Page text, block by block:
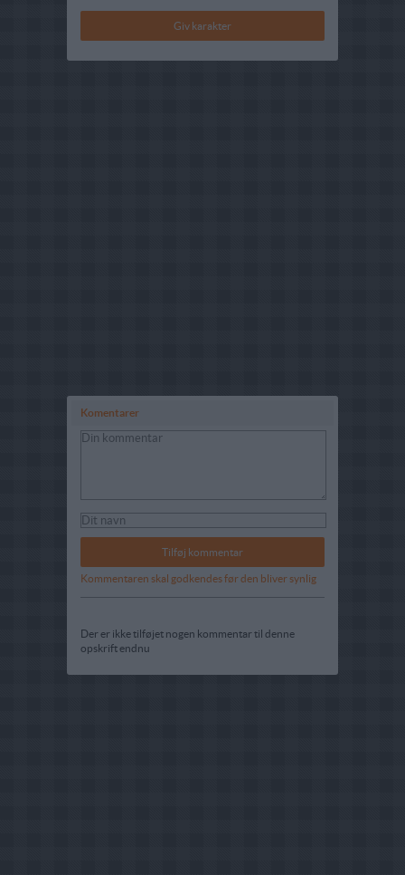
Komentarer
Kommentaren skal godkendes før den bliver synlig
Der er ikke tilføjet nogen kommentar til denne
opskrift endnu